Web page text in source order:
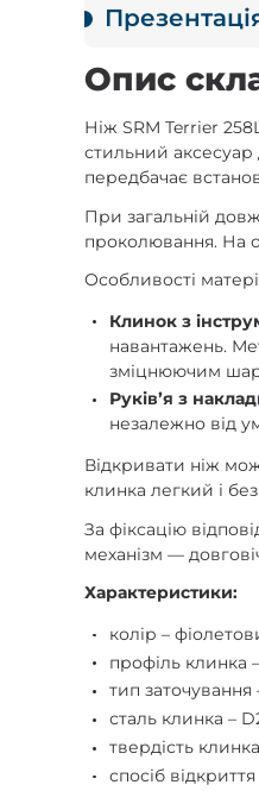
Опис
Ніж SRM Terrier
стильний
передбачає
При загальній
проколювання. На
Особливості
Клинок з
навантажень.
зміцнюючим
Руківʼя з
незалежно від
Відкривати ніж
клинка легкий і
За фіксацію
механізм —
Характеристики:
колір –
профіль клинка
тип
сталь клинка –
твердість
спосіб